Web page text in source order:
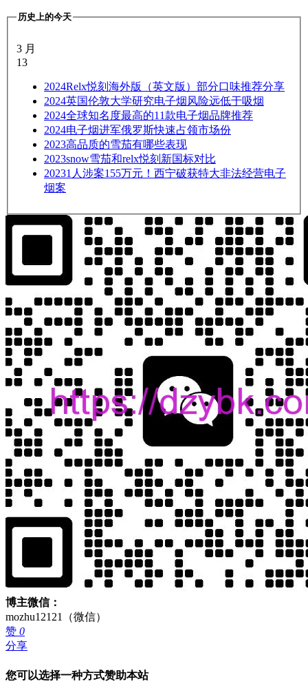
历史上的今天
3 月
13
2024Relx悦刻海外版（英文版）部分口味推荐分享
2024英国伦敦大学研究电子烟风险远低于吸烟
2024全球知名度最高的11款电子烟品牌推荐
2024电子烟进军俄罗斯快速占领市场份
2023高品质的雪茄有哪些表现
2023snow雪茄和relx悦刻新国标对比
20231人涉案155万元！西宁破获特大非法经营电子
烟案
博主微信：
mozhu12121（微信）
赞 0
分享
您可以选择一种方式赞助本站